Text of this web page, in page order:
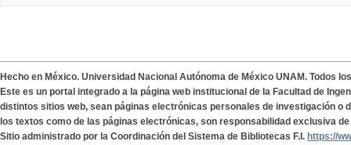
Hecho en México. Universidad Nacional Autónoma de México UNAM. Todos
Este es un portal integrado a la página web institucional de la Facultad de
distintos sitios web, sean páginas electrónicas personales de investigación o
los textos como de las páginas electrónicas, son responsabilidad exclusiva
Sitio administrado por la Coordinación del Sistema de Bibliotecas F.I. https://